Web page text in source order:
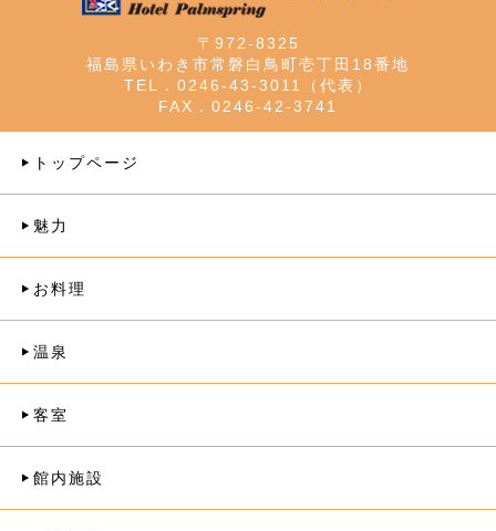
〒972-8325
福島県いわき市常磐白鳥町壱丁田18番地
TEL．0246-43-3011（代表）
FAX．0246-42-3741
トップページ
魅力
お料理
温泉
客室
館内施設